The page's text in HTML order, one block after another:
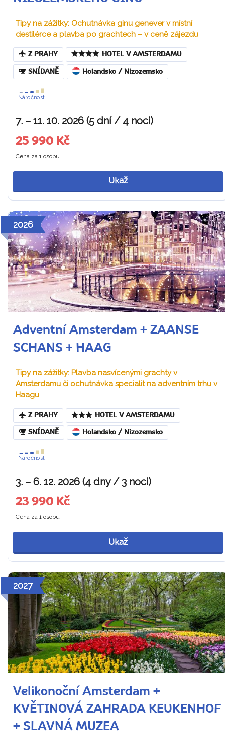
Tipy na zážitky: Ochutnávka ginu genever v místní
destilérce a plavba po grachtech – v ceně zájezdu
Z PRAHY HOTEL V AMSTERDAMU
SNÍDANĚ Holandsko / Nizozemsko
Náročnost
7. – 11. 10. 2026 (5 dní / 4 noci)
25 990 Kč
Cena za 1 osobu
Ukaž
2026
Adventní Amsterdam + ZAANSE
SCHANS + HAAG
Tipy na zážitky: Plavba nasvícenými grachty v
Amsterdamu či ochutnávka specialit na adventním trhu v
Haagu
Z PRAHY HOTEL V AMSTERDAMU
SNÍDANĚ Holandsko / Nizozemsko
Náročnost
3. – 6. 12. 2026 (4 dny / 3 noci)
23 990 Kč
Cena za 1 osobu
Ukaž
2027
Velikonoční Amsterdam +
KVĚTINOVÁ ZAHRADA KEUKENHOF
+ SLAVNÁ MUZEA